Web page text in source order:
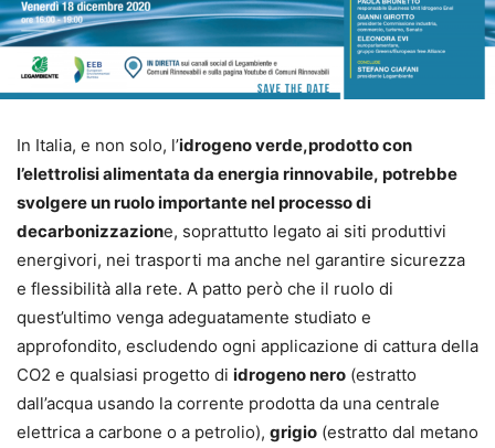
In Italia, e non solo, l’idrogeno verde,prodotto con
l’elettrolisi alimentata da energia rinnovabile, potrebbe
svolgere un ruolo importante nel processo di
decarbonizzazione, soprattutto legato ai siti produttivi
energivori, nei trasporti ma anche nel garantire sicurezza
e flessibilità alla rete. A patto però che il ruolo di
quest’ultimo venga adeguatamente studiato e
approfondito, escludendo ogni applicazione di cattura della
CO2 e qualsiasi progetto di idrogeno nero (estratto
dall’acqua usando la corrente prodotta da una centrale
elettrica a carbone o a petrolio), grigio (estratto dal metano